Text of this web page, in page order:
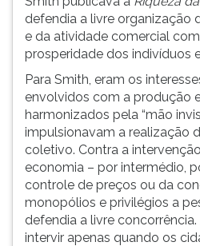
defendia a livre organização
e da atividade comercial
prosperidade dos indivíduos
Para Smith, eram os
envolvidos com a produção
harmonizados pela “mão
impulsionavam a realização
coletivo. Contra a
economia – por intermédio,
controle de preços ou da
monopólios e privilégios a
defendia a livre
intervir apenas quando os